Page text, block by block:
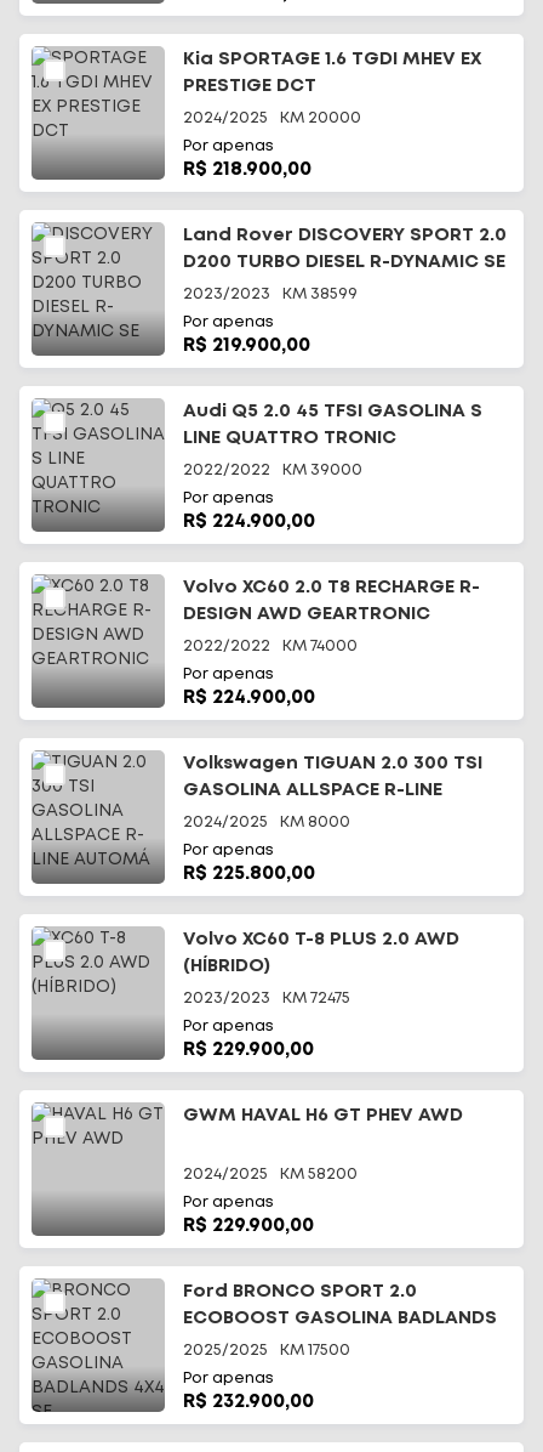
Kia SPORTAGE 1.6 TGDI MHEV EX
PRESTIGE DCT
2024/2025 KM 20000
Por apenas
R$ 218.900,00
Land Rover DISCOVERY SPORT 2.0
D200 TURBO DIESEL R-DYNAMIC SE
2023/2023 KM 38599
Por apenas
R$ 219.900,00
Audi Q5 2.0 45 TFSI GASOLINA S
LINE QUATTRO TRONIC
2022/2022 KM 39000
Por apenas
R$ 224.900,00
Volvo XC60 2.0 T8 RECHARGE R-
DESIGN AWD GEARTRONIC
2022/2022 KM 74000
Por apenas
R$ 224.900,00
Volkswagen TIGUAN 2.0 300 TSI
GASOLINA ALLSPACE R-LINE
AUTOMÁ
2024/2025 KM 8000
Por apenas
R$ 225.800,00
Volvo XC60 T-8 PLUS 2.0 AWD
(HÍBRIDO)
2023/2023 KM 72475
Por apenas
R$ 229.900,00
GWM HAVAL H6 GT PHEV AWD
2024/2025 KM 58200
Por apenas
R$ 229.900,00
Ford BRONCO SPORT 2.0
ECOBOOST GASOLINA BADLANDS
4X4 SE
2025/2025 KM 17500
Por apenas
R$ 232.900,00